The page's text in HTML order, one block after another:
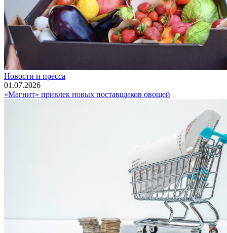
Новости и пресса
01.07.2026
«Магнит» привлек новых поставщиков овощей